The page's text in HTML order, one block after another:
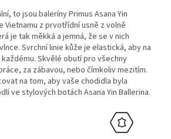
to jsou baleríny Primus Asana Yin
Vietnamu z prvotřídní usně z volně
je tak měkká a jemná, že se v nich
Svrchní linie kůže je elastická, aby na
Skvělé obutí pro všechny
za zábavou, nebo čímkoliv mezitím.
na tom, aby vaše chodidla byla
ve stylových botách Asana Yin Ballerina.